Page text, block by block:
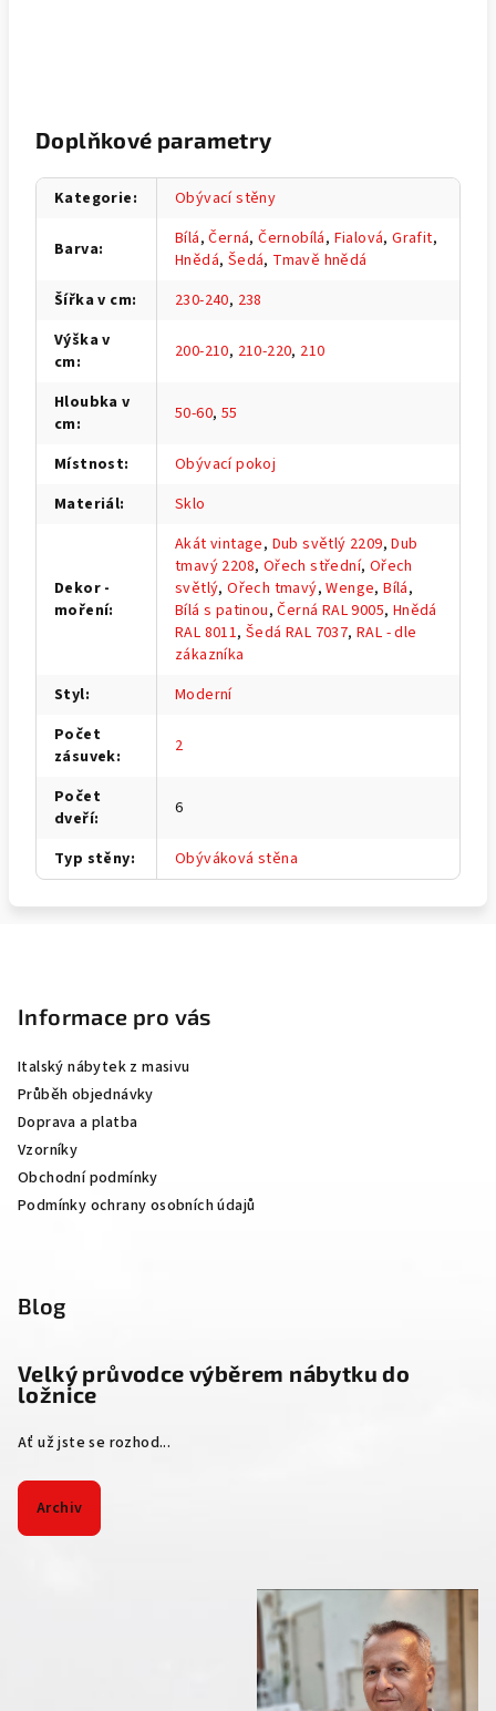
Doplňkové parametry
Kategorie: Obývací stěny
Barva: Bílá,Černá,Černobílá, Fialová,Grafit,
Hnědá, Šedá, Tmavě hnědá
Šířka v cm: 230-240, 238
Výška v
cm: 200-210, 210-220, 210
Hloubka v
cm: 50-60, 55
Místnost:
Obývací pokoj
Materiál: Sklo
Dekor -
moření:
Akát vintage, Dub světlý 2209,Dub
tmavý 2208, Ořech střední, Ořech
světlý,Ořech tmavý,Wenge,Bílá,
Bílá s patinou,Černá RAL 9005, Hnědá
RAL 8011,Šedá RAL 7037,RAL - dle
zákazníka
Styl:
Moderní
Počet
zásuvek: 2
Počet
dveří: 6
Typ stěny: Obýváková stěna
Informace pro vás
Italský nábytek z masivu
Průběh objednávky
Doprava a platba
Vzorníky
Obchodní podmínky
Podmínky ochrany osobních údajů
Blog
Velký průvodce výběrem nábytku do
ložnice
Ať už jste se rozhod...
Archiv